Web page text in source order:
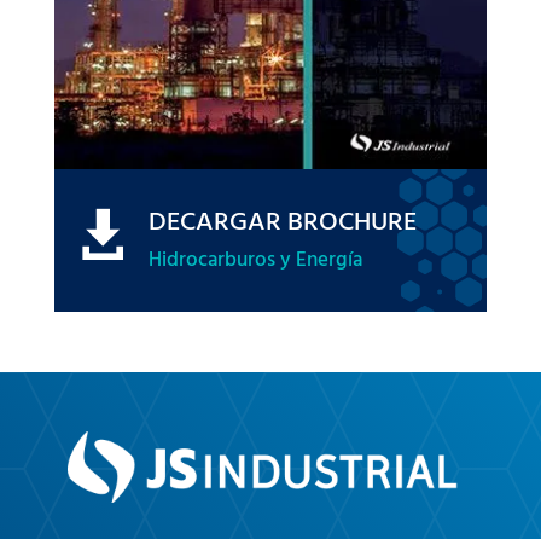
 DECARGAR BROCHURE
Hidrocarburos y Energía